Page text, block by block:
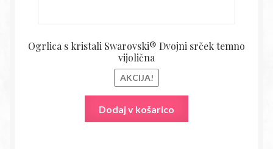
Ogrlica s kristali Swarovski® Dvojni srček temno
vijolična
AKCIJA!
Dodaj v košarico